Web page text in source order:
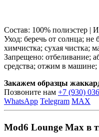
Состав: 100% полиэстер |
Уход: беречь от солнца; не
химчистка; сухая чистка;
Запрещено: отбеливание;
средства; отжим в машине;
Закажем образцы
Позвоните нам +7 (930)
WhatsApp Telegram MAX
Mod6 Lounge Max в